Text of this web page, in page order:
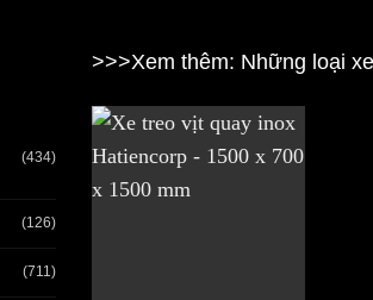
(434)
(126)
(711)
>>>Xem thêm: Những loại